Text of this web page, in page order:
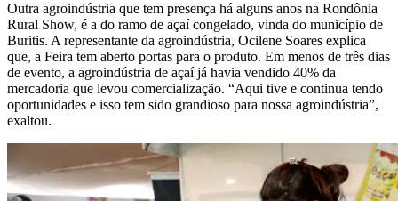
Outra agroindústria que tem presença há alguns anos na Rondônia
Rural Show, é a do ramo de açaí congelado, vinda do município de
Buritis. A representante da agroindústria, Ocilene Soares explica
que, a Feira tem aberto portas para o produto. Em menos de três dias
de evento, a agroindústria de açaí já havia vendido 40% da
mercadoria que levou comercialização. “Aqui tive e continua tendo
oportunidades e isso tem sido grandioso para nossa agroindústria”,
exaltou.